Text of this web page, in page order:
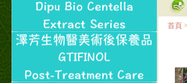
首頁 >